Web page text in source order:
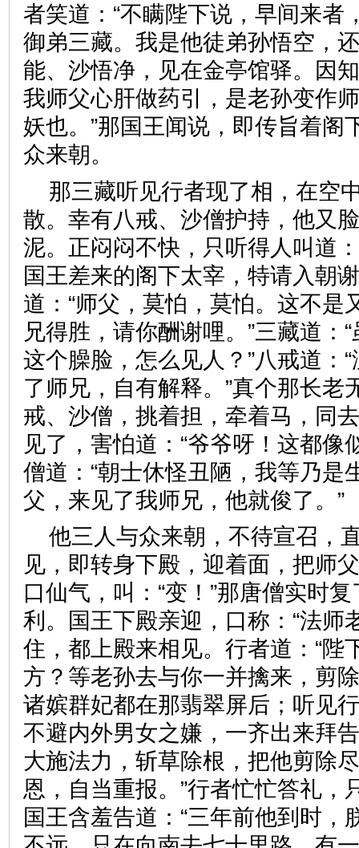
者笑道：“不瞒陛下说，早间来者
御弟三藏。我是他徒弟孙悟空，
能、沙悟净，见在金亭馆驿。因
我师父心肝做药引，是老孙变作
妖也。”那国王闻说，即传旨着阁
众来朝。
那三藏听见行者现了相，在空
散。幸有八戒、沙僧护持，他又
泥。正闷闷不快，只听得人叫道
国王差来的阁下太宰，特请入朝
道：“师父，莫怕，莫怕。这不是
兄得胜，请你酬谢哩。”三藏道：
这个臊脸，怎么见人？”八戒道：
了师兄，自有解释。”真个那长老
戒、沙僧，挑着担，牵着马，同
见了，害怕道：“爷爷呀！这都像
僧道：“朝士休怪丑陋，我等乃是
父，来见了我师兄，他就俊
他三人与众来朝，不待宣召，
见，即转身下殿，迎着面，把师
口仙气，叫：“变！”那唐僧实时
利。国王下殿亲迎，口称：“法师
住，都上殿来相见。行者道：“陛
方？等老孙去与你一并擒来，剪
诸嫔群妃都在那翡翠屏后；听见
不避内外男女之嫌，一齐出来拜
大施法力，斩草除根，把他剪除
恩，自当重报。”行者忙忙答礼，
国王含羞告道：“三年前他到时，